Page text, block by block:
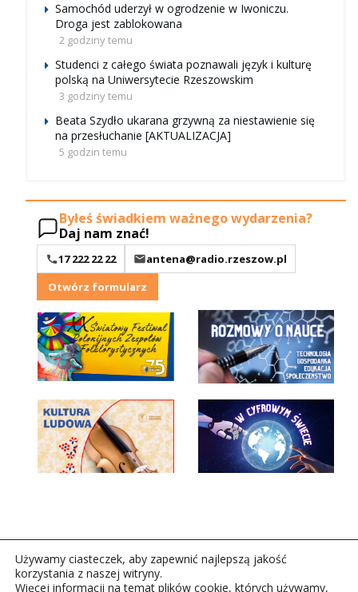
Samochód uderzył w ogrodzenie w Iwoniczu.
Droga jest zablokowana
2 godziny temu
Studenci z całego świata poznawali język i kulturę
polską na Uniwersytecie Rzeszowskim
3 godziny temu
Beata Szydło ukarana grzywną za niestawienie się
na przesłuchanie [AKTUALIZACJA]
5 godzin temu
Byłeś świadkiem ważnego wydarzenia?
Daj nam znać!
17 222 22 22
antena@radio.rzeszow.pl
Otwórz formularz
Używamy ciasteczek, aby zapewnić najlepszą jakość
korzystania z naszej witryny.
Więcej informacji na temat plików cookie, których używamy,